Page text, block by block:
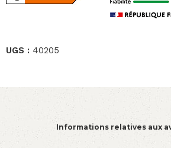
UGS : 40205
Informations relatives aux